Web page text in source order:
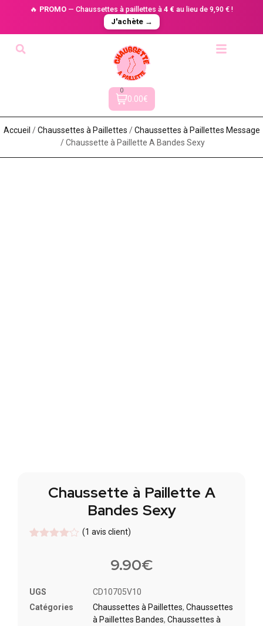
🔥 PROMO — Chaussettes à paillettes à 4 € au lieu de 9,90 € !
J'achète →
0
0.00€
Accueil /Chaussettes à Paillette​s /Chaussettes à Paillettes Message​
/ Chaussette à Paillette A Bandes Sexy
Chaussette à Paillette A
Bandes Sexy
client
(1 avis client)
9.90€
UGS
CD10705V10
Catégories
Chaussettes à Paillette​s, Chaussettes
à Paillettes Bandes​, Chaussettes à